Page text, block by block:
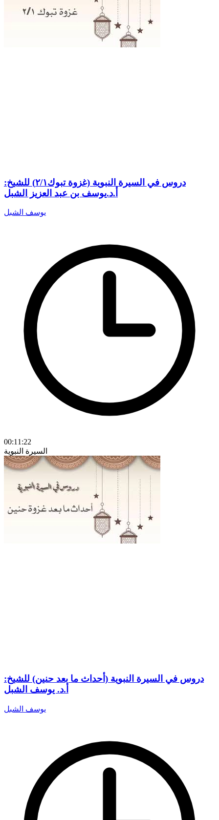
دروس في السيرة النبوية (غزوة تبوك٢/١) للشيخ:
أ.د.يوسف بن عبد العزيز الشبل
يوسف الشبل
00:11:22
السيرة النبوية
دروس في السيرة النبوية (أحداث ما بعد حنين) للشيخ:
أ.د. يوسف الشبل
يوسف الشبل